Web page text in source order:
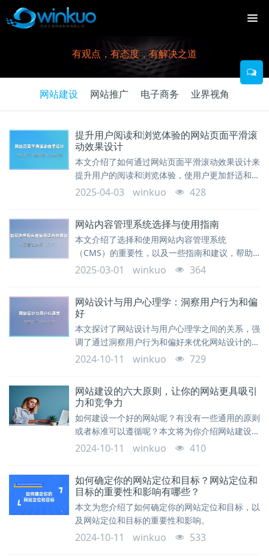
有观点，有态度，有解决之道
网站建设 网站推广 电子商务 业界视角
提升用户阅读和浏览体验的网站页面平滑滚
动效果设计
本文介绍了如何通过网站页面平滑滚动效果设计来
提升用户的阅读和浏览体验，使用户更加舒适和愉
悦地浏览网页内容。从设计原则、技巧和最佳实践
2025-04-03 winkuo 428
网站内容管理系统选择与使用指南
本文介绍了选择和使用网站内容管理系统
（CMS）的重要性，以及一些指南和建议，帮助
您选择适合您需求的CMS，并提供有效的使用方
2025-03-01 winkuo 364
网站设计与用户心理学：洞察用户行为和偏
好
本文探讨了网站设计与用户心理学之间的关系，强
调了通过洞察用户行为和偏好来优化网站设计的重
要性。通过深入了解用户心理和行为模式，设计师
2024-10-11 winkuo 729
网站建设的六大原则，让你的网站更具吸引
力和竞争力
如何建设一个好的网站呢？有没有一些通用的原则
或者标准可以遵循呢？本文将为你介绍网站建设的
六大原则，让你的网站更具吸引力和竞争力。
2024-10-11 winkuo 410
如何确定你的网站定位和目标？网站定位和
目标的重要性和影响有哪些？
本文为您介绍了如何确定你的网站定位和目标，以
及网站定位和目标的重要性和影响。
2024-10-11 winkuo 533